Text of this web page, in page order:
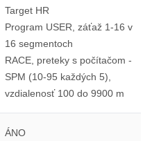
Target HR
Program USER, záťaž 1-16 v
16 segmentoch
RACE, preteky s počítačom -
SPM (10-95 každých 5),
vzdialenosť 100 do 9900 m
ÁNO